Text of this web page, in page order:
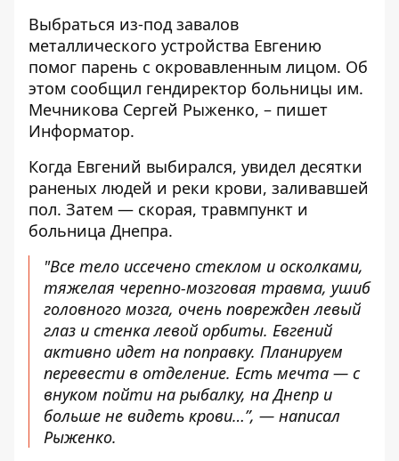
Выбраться из-под завалов
металлического устройства Евгению
помог парень с окровавленным лицом. Об
этом сообщил гендиректор больницы им.
Мечникова Сергей Рыженко, – пишет
Информатор.
Когда Евгений выбирался, увидел десятки
раненых людей и реки крови, заливавшей
пол. Затем — скорая, травмпункт и
больница Днепра.
"Все тело иссечено стеклом и осколками,
тяжелая черепно-мозговая травма, ушиб
головного мозга, очень поврежден левый
глаз и стенка левой орбиты. Евгений
активно идет на поправку. Планируем
перевести в отделение. Есть мечта — с
внуком пойти на рыбалку, на Днепр и
больше не видеть крови…”, — написал
Рыженко.